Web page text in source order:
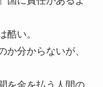
酷い。
か分からないが、